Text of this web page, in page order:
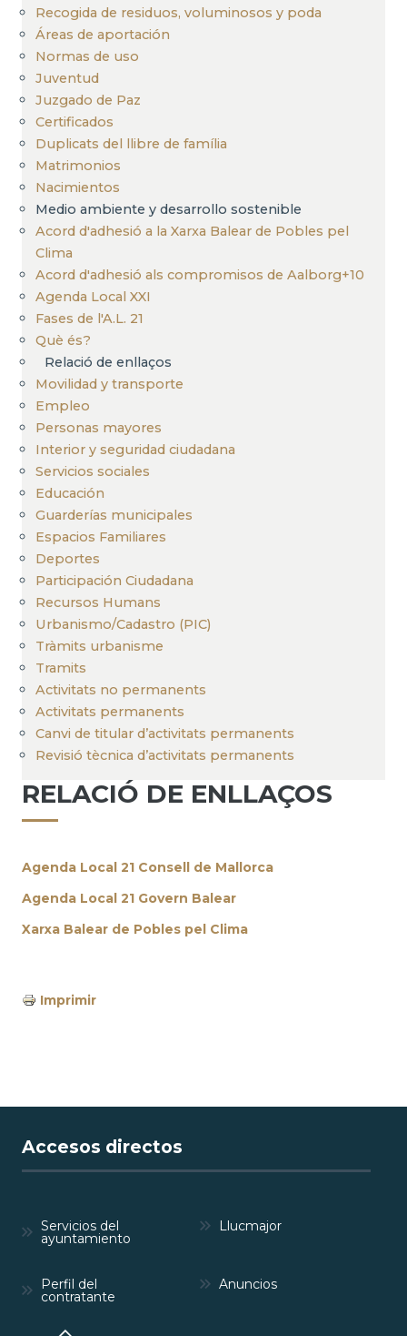
Recogida de residuos, voluminosos y poda
Áreas de aportación
Normas de uso
Juventud
Juzgado de Paz
Certificados
Duplicats del llibre de família
Matrimonios
Nacimientos
Medio ambiente y desarrollo sostenible
Acord d'adhesió a la Xarxa Balear de Pobles pel
Clima
Acord d'adhesió als compromisos de Aalborg+10
Agenda Local XXI
Fases de l'A.L. 21
Què és?
Relació de enllaços
Movilidad y transporte
Empleo
Personas mayores
Interior y seguridad ciudadana
Servicios sociales
Educación
Guarderías municipales
Espacios Familiares
Deportes
Participación Ciudadana
Recursos Humans
Urbanismo/Cadastro (PIC)
Tràmits urbanisme
Tramits
Activitats no permanents
Activitats permanents
Canvi de titular d’activitats permanents
Revisió tècnica d’activitats permanents
RELACIÓ DE ENLLAÇOS
Agenda Local 21 Consell de Mallorca
Agenda Local 21 Govern Balear
Xarxa Balear de Pobles pel Clima
Imprimir
Accesos directos
Servicios del
ayuntamiento
Llucmajor
Perfil del
contratante
Anuncios